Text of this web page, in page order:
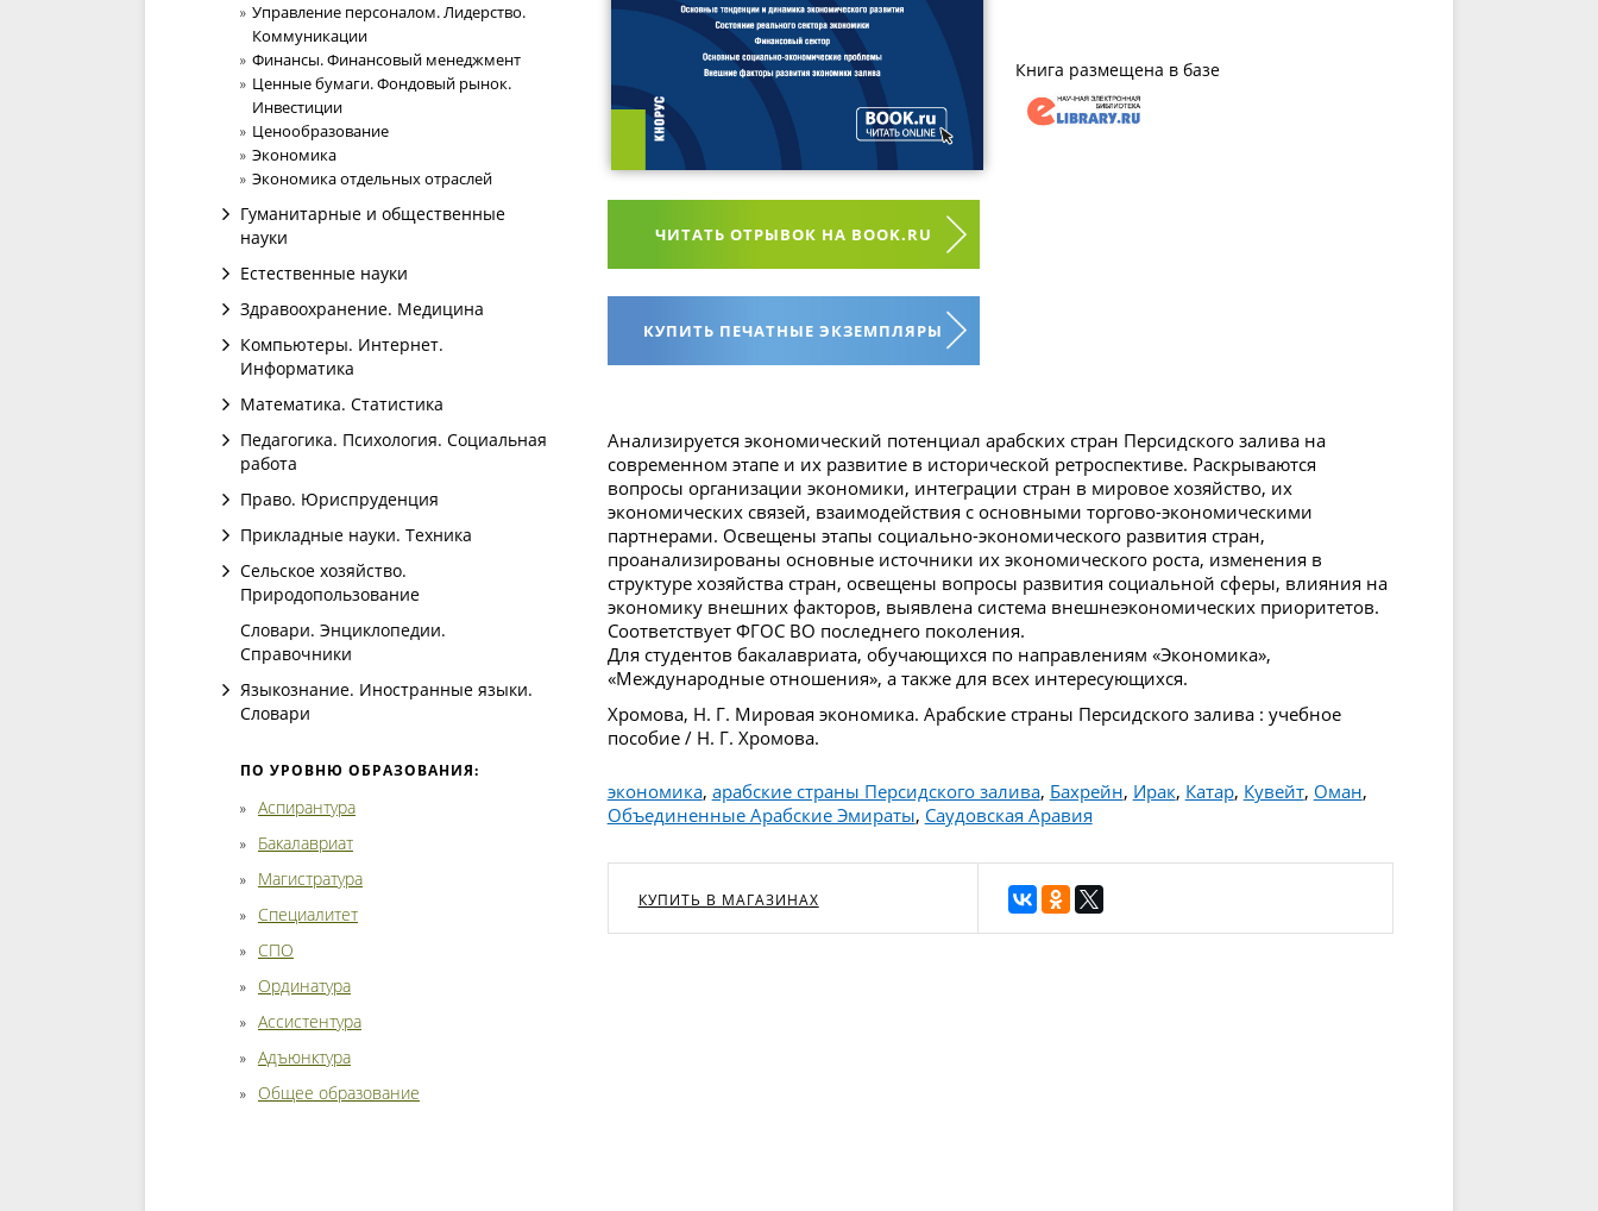
Управление персоналом. Лидерство.
Коммуникации
Финансы. Финансовый менеджмент
Ценные бумаги. Фондовый рынок.
Инвестиции
Ценообразование
Экономика
Экономика отдельных отраслей
Гуманитарные и общественные
науки
Естественные науки
Здравоохранение. Медицина
Компьютеры. Интернет.
Информатика
Математика. Статистика
Педагогика. Психология. Социальная
работа
Право. Юриспруденция
Прикладные науки. Техника
Сельское хозяйство.
Природопользование
Словари. Энциклопедии.
Справочники
Языкознание. Иностранные языки.
Словари
ПО УРОВНЮ ОБРАЗОВАНИЯ:
Аспирантура
Бакалавриат
Магистратура
Специалитет
СПО
Ординатура
Ассистентура
Адъюнктура
Общее образование
ЧИТАТЬ ОТРЫВОК НА BOOK.RU
КУПИТЬ ПЕЧАТНЫЕ ЭКЗЕМПЛЯРЫ
Книга размещена в базе
Анализируется экономический потенциал арабских стран Персидского залива на
современном этапе и их развитие в исторической ретроспективе. Раскрываются
вопросы организации экономики, интеграции стран в мировое хозяйство, их
экономических связей, взаимодействия с основными торгово-экономическими
партнерами. Освещены этапы социально-экономического развития стран,
проанализированы основные источники их экономического роста, изменения в
структуре хозяйства стран, освещены вопросы развития социальной сферы, влияния на
экономику внешних факторов, выявлена система внешнеэкономических приоритетов.
Соответствует ФГОС ВО последнего поколения.
Для студентов бакалавриата, обучающихся по направлениям «Экономика»,
«Международные отношения», а также для всех интересующихся.
Хромова, Н. Г. Мировая экономика. Арабские страны Персидского залива : учебное
пособие / Н. Г. Хромова.
экономика, арабские страны Персидского залива, Бахрейн, Ирак, Катар, Кувейт, Оман,
Объединенные Арабские Эмираты, Саудовская Аравия
КУПИТЬ В МАГАЗИНАХ